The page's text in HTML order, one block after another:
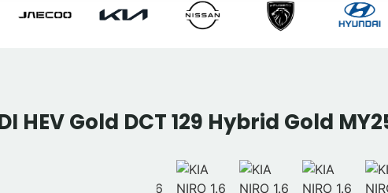
HEV Gold DCT 129 Hybrid Gold